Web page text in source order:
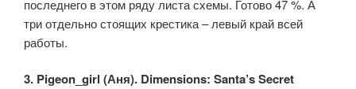
последнего в этом ряду листа схемы. Готово 47 %. А
три отдельно стоящих крестика – левый край всей
работы.
3. Pigeon_girl (Аня). Dimensions: Santa’s Secret